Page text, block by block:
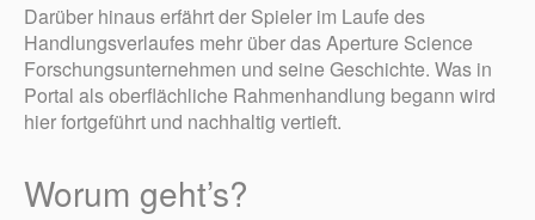
Darüber hinaus erfährt der Spieler im Laufe des
Handlungsverlaufes mehr über das Aperture Science
Forschungsunternehmen und seine Geschichte. Was in
Portal als oberflächliche Rahmenhandlung begann wird
hier fortgeführt und nachhaltig vertieft.
Worum geht’s?